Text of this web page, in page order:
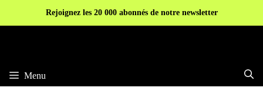
Rejoignez les 20 000 abonnés de notre newsletter
Menu